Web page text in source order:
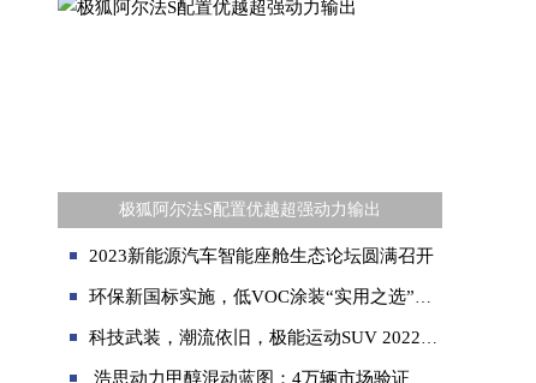
极狐阿尔法S配置优越超强动力输出
2023新能源汽车智能座舱生态论坛圆满召开
环保新国标实施，低VOC涂装“实用之选”——金力泰推出自主品牌高固体份全系列产品
科技武装，潮流依旧，极能运动SUV 2022款领克05正式开售
浩思动力甲醇混动蓝图：4万辆市场验证，乘商并举拓能源多样化